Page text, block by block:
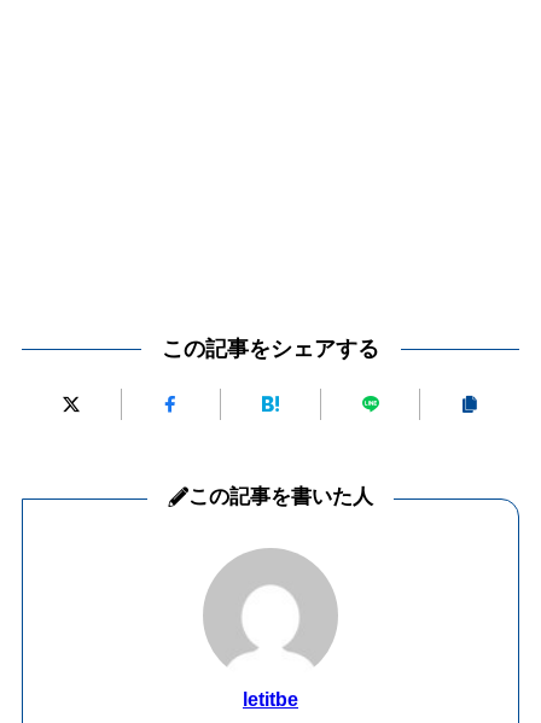
この記事をシェアする
この記事を書いた人
letitbe